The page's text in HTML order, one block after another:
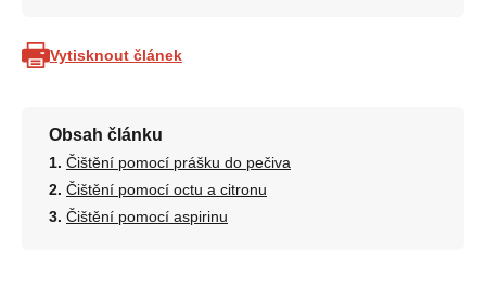
Vytisknout článek
Obsah článku
Čištění pomocí prášku do pečiva
Čištění pomocí octu a citronu
Čištění pomocí aspirinu